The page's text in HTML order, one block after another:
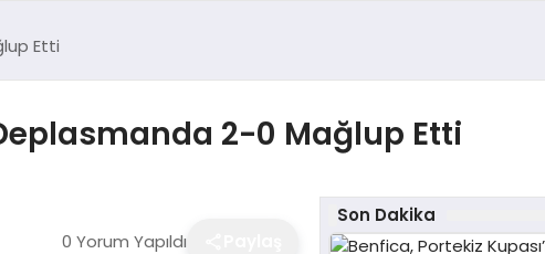
Etti
2-0 Mağlup Etti
0 Yorum Yapıldı
Son Dakika